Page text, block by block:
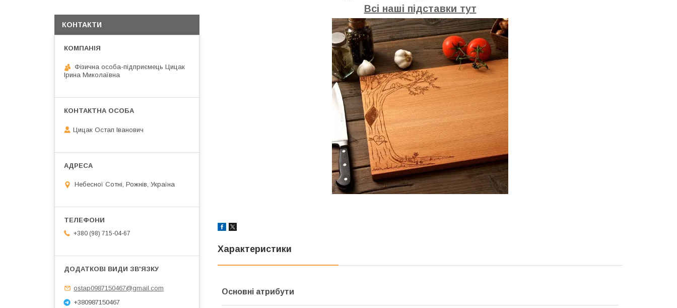
Всі наші підставки тут
Характеристики
Основні атрибути
КОНТАКТИ
Фізична особа-підприємець Цицак
Ірина Миколаївна
Цицак Остап Іванович
Небесної Сотні, Рожнів, Україна
+380 (98) 715-04-67
ostap0987150467@gmail.com
+380987150467